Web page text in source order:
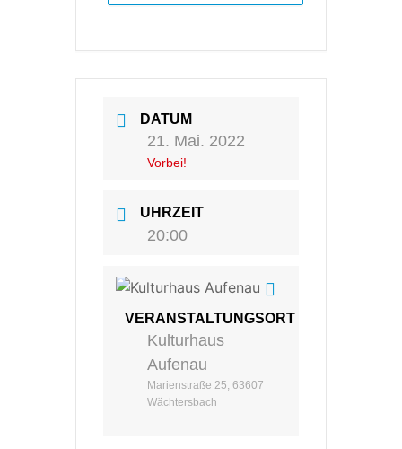
DATUM
21. Mai. 2022
Vorbei!
UHRZEIT
20:00
VERANSTALTUNGSORT
Kulturhaus
Aufenau
Marienstraße 25, 63607
Wächtersbach